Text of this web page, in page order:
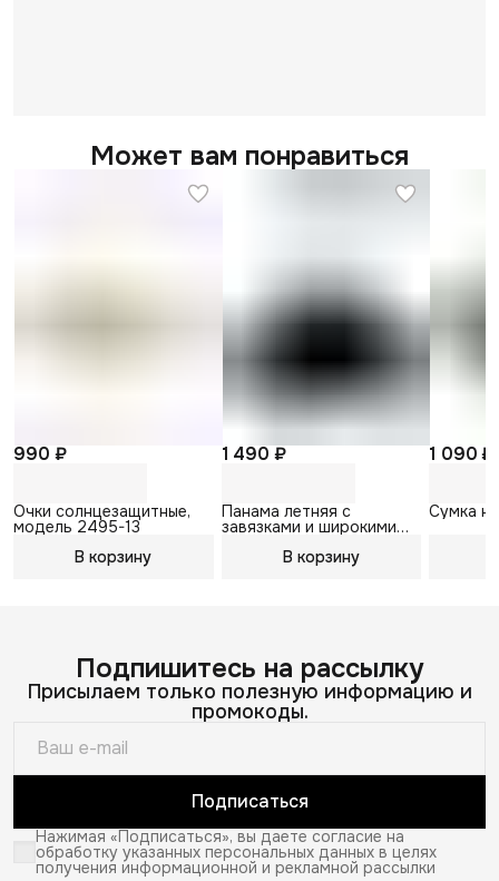
Может вам понравиться
990 ₽
Очки солнцезащитные,
модель 2495-13
В корзину
1 490 ₽
Панама летняя с
завязками и широкими
В корзину
1 090 ₽
Сумка
Подпишитесь на рассылку
Присылаем только полезную информацию и
промокоды.
Подписаться
Нажимая «Подписаться», вы даете согласие на
обработку указанных персональных данных в целях
получения информационной и рекламной рассылки